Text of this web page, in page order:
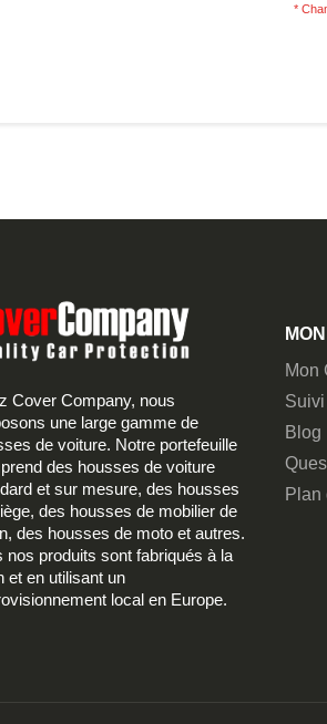
Cover Company, nous
une large gamme de
de voiture. Notre portefeuille
des housses de voiture
et sur mesure, des housses
des housses de mobilier de
des housses de moto et autres.
nos produits sont fabriqués à la
et en utilisant un
local en Europe.
Mon
Blog
Plan